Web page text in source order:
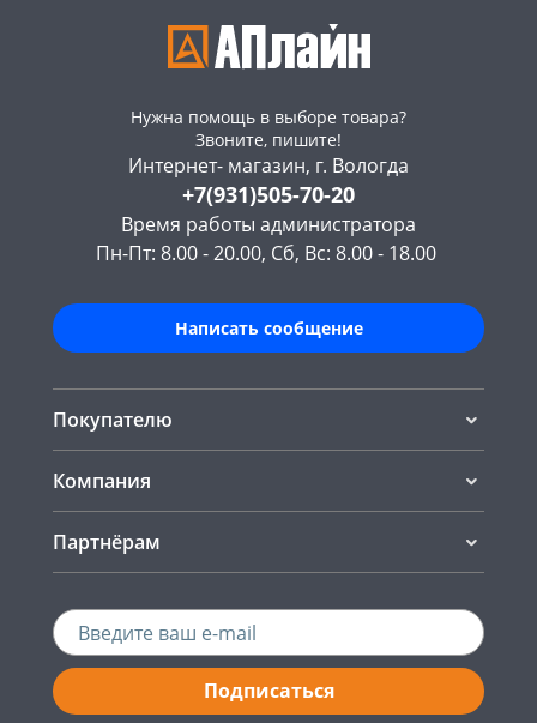
Нужна помощь в выборе товара?
Звоните, пишите!
Интернет- магазин, г. Вологда
+7(931)505-70-20
Время работы администратора
Пн-Пт: 8.00 - 20.00, Сб, Вс: 8.00 - 18.00
Написать сообщение
Покупателю
Компания
Партнёрам
Подписаться